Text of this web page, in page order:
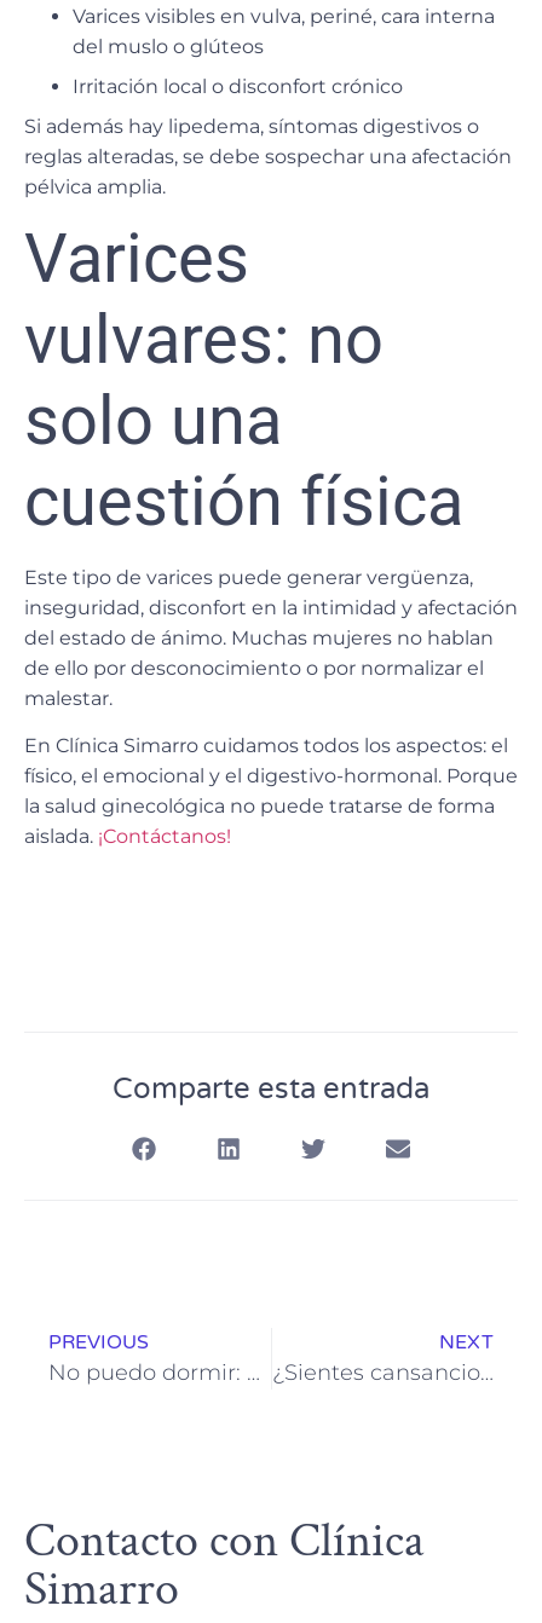
Varices visibles en vulva, periné, cara interna
del muslo o glúteos
Irritación local o disconfort crónico
Si además hay lipedema, síntomas digestivos o
reglas alteradas, se debe sospechar una afectación
pélvica amplia.
Varices
vulvares: no
solo una
cuestión física
Este tipo de varices puede generar vergüenza,
inseguridad, disconfort en la intimidad y afectación
del estado de ánimo. Muchas mujeres no hablan
de ello por desconocimiento o por normalizar el
malestar.
En Clínica Simarro cuidamos todos los aspectos: el
físico, el emocional y el digestivo-hormonal. Porque
la salud ginecológica no puede tratarse de forma
aislada. ¡Contáctanos!
Comparte esta entrada
PREVIOUS
No puedo dormir: Una señal de inflamación crónica en mujeres con lipedema
NEXT
¿Sientes cansancio extremo? Esto es lo que necesitas saber
Contacto con Clínica
Simarro